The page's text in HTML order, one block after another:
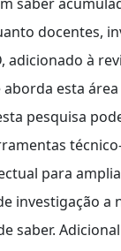
docentes,
adicionado à
esta
pesquisa
para
investigação a
saber.